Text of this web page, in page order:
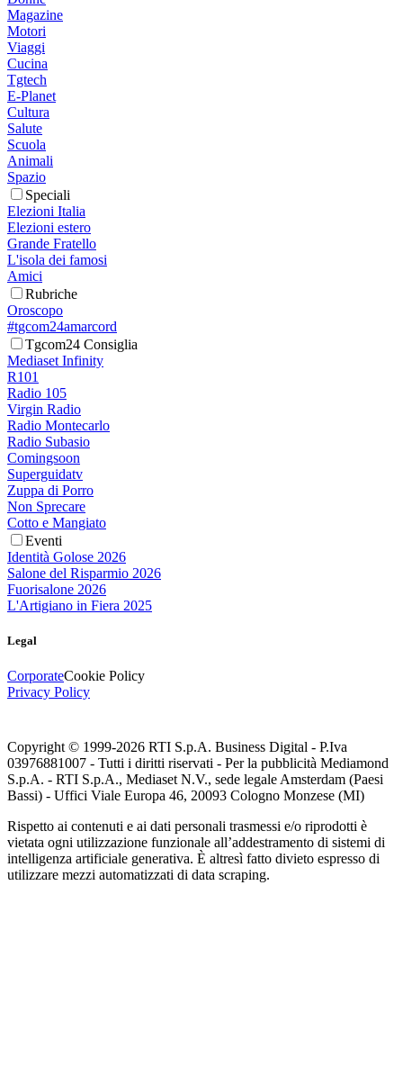
Magazine
Motori
Viaggi
Cucina
Tgtech
E-Planet
Cultura
Salute
Scuola
Animali
Spazio
Speciali
Elezioni Italia
Elezioni estero
Grande Fratello
L'isola dei famosi
Amici
Rubriche
Oroscopo
#tgcom24amarcord
Tgcom24 Consiglia
Mediaset Infinity
R101
Radio 105
Virgin Radio
Radio Montecarlo
Radio Subasio
Comingsoon
Superguidatv
Zuppa di Porro
Non Sprecare
Cotto e Mangiato
Eventi
Identità Golose 2026
Salone del Risparmio 2026
Fuorisalone 2026
L'Artigiano in Fiera 2025
Legal
CorporateCookie Policy
Privacy Policy
Copyright © 1999-2026 RTI S.p.A. Business Digital - P.Iva
03976881007 - Tutti i diritti riservati - Per la pubblicità Mediamond
S.p.A. - RTI S.p.A., Mediaset N.V., sede legale Amsterdam (Paesi
Bassi) - Uffici Viale Europa 46, 20093 Cologno Monzese (MI)
Rispetto ai contenuti e ai dati personali trasmessi e/o riprodotti è
vietata ogni utilizzazione funzionale all’addestramento di sistemi di
intelligenza artificiale generativa. È altresì fatto divieto espresso di
utilizzare mezzi automatizzati di data scraping.